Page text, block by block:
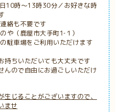
10時～13時30分／お好きな時
絡も不要です
や（鹿屋市大手町1‐１）
駐車場をご利用いただけます
持ちいただいても大丈夫です
んので自由にお過ごしいただけ
じることがございますので、
ませ